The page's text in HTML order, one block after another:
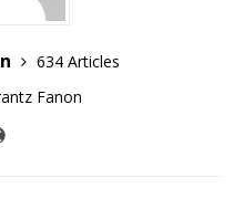
634 Articles
Fanon